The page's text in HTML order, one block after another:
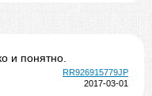
и понятно.
RR926915779JP
2017-03-01